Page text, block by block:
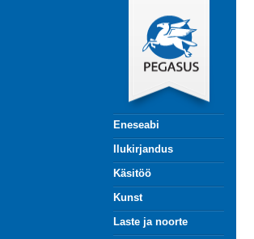
Eneseabi
Ilukirjandus
Käsitöö
Kunst
Laste ja noorte